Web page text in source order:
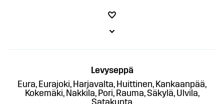
Levyseppä
Eura, Eurajoki, Harjavalta, Huittinen, Kankaanpää,
Kokemäki, Nakkila, Pori, Rauma, Säkylä, Ulvila,